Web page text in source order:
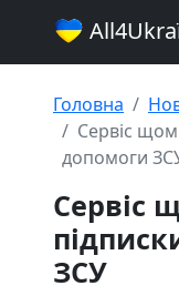
Головна
Cервіс
допомоги
Cервіс
ЗСУ